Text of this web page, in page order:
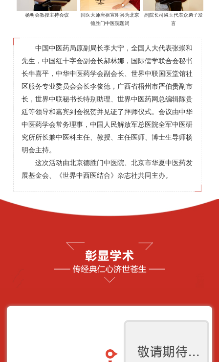
杨明会教授主持会议
国医大师唐祖宣即兴为北京
德胜门中医院题词
副院长司淑玉代表众弟子发
言
中国中医药局原副局长李大宁，全国人大代表张崇和
先生，中国红十字会副会长郝林娜，国际儒学联合会秘书
长牛喜平，中华中医药学会副会长、世界中联国医堂馆社
区服务专业委员会会长李俊德，广西省梧州市严伯贵副市
长，世界中联秘书长特别助理、世界中医药网总编辑陈贵
廷等领导和嘉宾到会祝贺并见证了拜师仪式。会议由中华
中医药学会常务理事，中国人民解放军总医院全军中医研
究所所长兼中医科主任、教授、主任医师、博士生导师杨
明会主持。
这次活动由北京德胜门中医院、北京市华夏中医药发
展基金会、《世界中西医结合》杂志社共同主办。